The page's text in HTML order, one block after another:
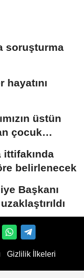
soruşturma
hayatını
üstün
çocuk
ittifakında
belirlenecek
Başkanı
Gizlilik İlkeleri
Likes kaufen TikTok Likes